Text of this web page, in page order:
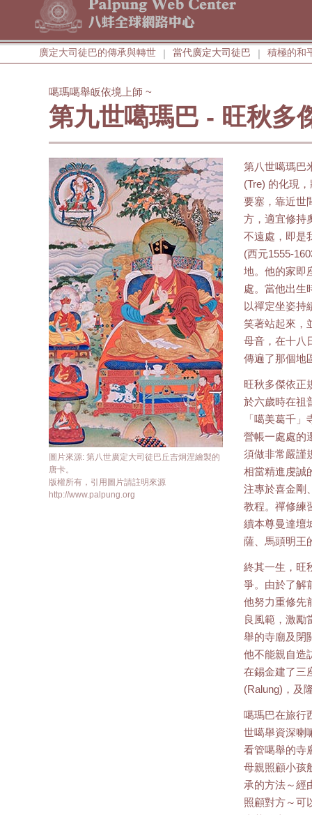
廣定大司徒巴的傳承與轉世 | 當代廣定大司徒巴 | 積極的和
噶瑪噶舉皈依境上師 ~
第九世噶瑪巴 - 旺秋多
圖片來源: 第八世廣定大司徒巴丘吉炯涅繪製的
唐卡。
版權所有，引用圖片請註明來源
http://www.palpung.org
第八世噶瑪巴
(Tre) 的化現
要塞，靠近世
方，適宜修持
不遠處，即是
(西元1555-
地。他的家即
處。當他出生
以禪定坐姿持
笑著站起來，
母音，在十八
傳遍了那個地
旺秋多傑依正
於六歲時在祖
「噶美葛千
營帳一處處的
須做非常嚴謹
相當精進虔誠
注專於喜金剛
教程。禪修練
續本尊曼達壇
薩、馬頭明王
終其一生，旺
爭。由於了解
他努力重修先
良風範，激勵
舉的寺廟及閉
他不能親自造
在錫金建了三
(Ralung)，及
噶瑪巴在旅行
世噶舉資深喇
看管噶舉的寺
母親照顧小孩
承的方法～經
照顧對方～可